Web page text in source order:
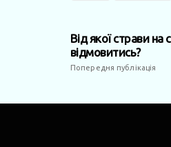
Від якої страви на
відмовитись?
Попередня публікація